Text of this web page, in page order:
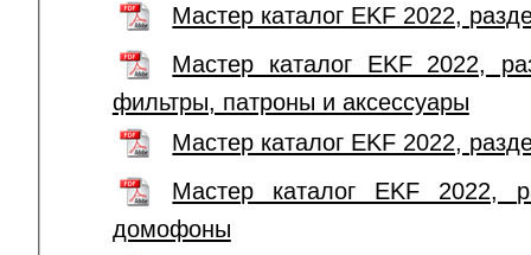
Мастер каталог EKF 2022,
Мастер каталог EKF 2022,
фильтры, патроны и аксессуары
Мастер каталог EKF 2022,
Мастер каталог EKF 2022,
домофоны